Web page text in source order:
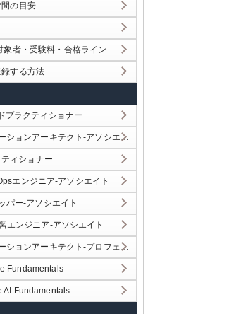
の目安
者・受験料・合格ライン
する方法
プラクティショナー
ョンアーキテクト-アソシエイト
ィショナー
エンジニア-アソシエイト
パー-アソシエイト
エンジニア-アソシエイト
ンアーキテクト-プロフェッショナル
Fundamentals
AI Fundamentals